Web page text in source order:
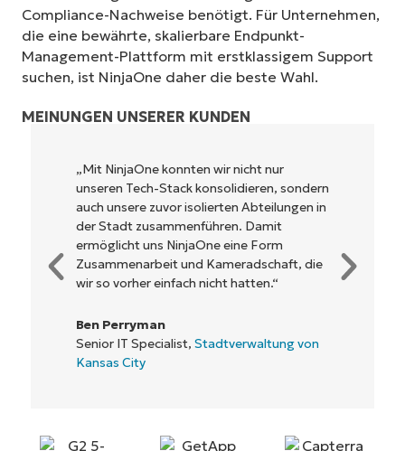
Compliance-Nachweise benötigt. Für Unternehmen,
die eine bewährte, skalierbare Endpunkt-
Management-Plattform mit erstklassigem Support
suchen, ist NinjaOne daher die beste Wahl.
MEINUNGEN UNSERER KUNDEN
„Mit NinjaOne konnten wir nicht nur
unseren Tech-Stack konsolidieren, sondern
auch unsere zuvor isolierten Abteilungen in
der Stadt zusammenführen. Damit
ermöglicht uns NinjaOne eine Form
Zusammenarbeit und Kameradschaft, die
wir so vorher einfach nicht hatten.“
Ben Perryman
Senior IT Specialist, Stadtverwaltung von
Kansas City
Starten Sie Ihre 14-tägige